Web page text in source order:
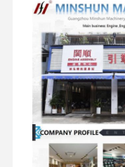
Mesin Yanmar
mesin Kubota
Mesin Isuzu
Mesin CUMMINS
mesin diesel
mesin Mitsubishi